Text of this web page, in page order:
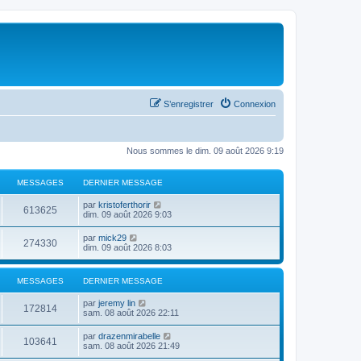
Connexion
S’enregistrer
Nous sommes le dim. 09 août 2026 9:19
MESSAGES DERNIER MESSAGE
613625 par kristoferthorir
o
l
e
d
e
r
n
e
m
e
s
s
dim. 09 août 2026 9:03
274330 par mick29
o
r
e
d
e
r
n
i
e
dim. 09 août 2026 8:03
MESSAGES DERNIER MESSAGE
172814 par jeremy lin
o
l
e
sam. 08 août 2026 22:11
103641 par drazenmirabelle
o
sam. 08 août 2026 21:49